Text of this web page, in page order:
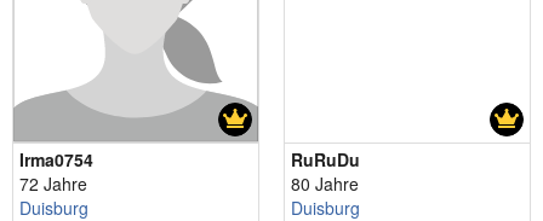
Irma0754
72 Jahre
Duisburg
RuRuDu
80 Jahre
Duisburg